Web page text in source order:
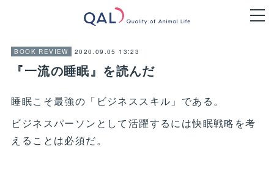
BOOK REVIEW 2020.09.05 13:23
『一流の睡眠』を読んだ
睡眠こそ最強の「ビジネススキル」である。
ビジネスパーソンとして活躍するには快眠戦略を考
えることは必須だ。